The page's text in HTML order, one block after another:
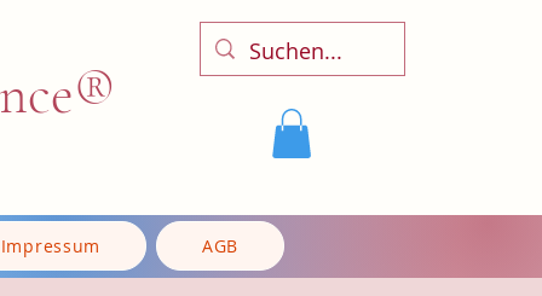
Impressum AGB